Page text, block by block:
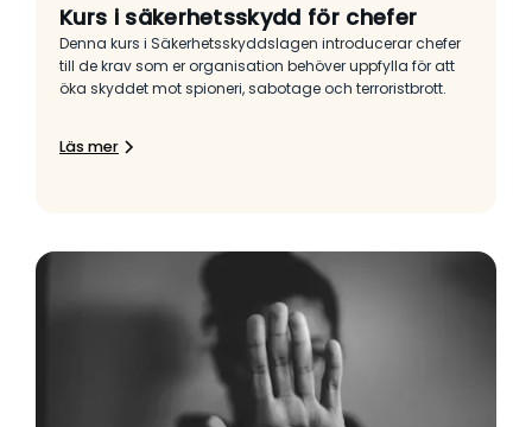
Kurs i säkerhetsskydd för chefer
Denna kurs i Säkerhetsskyddslagen introducerar chefer
till de krav som er organisation behöver uppfylla för att
öka skyddet mot spioneri, sabotage och terroristbrott.
Läs mer